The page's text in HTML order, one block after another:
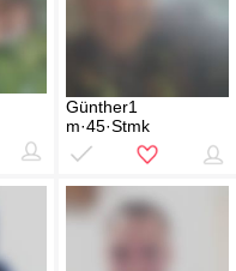
Günther1
m·45·Stmk